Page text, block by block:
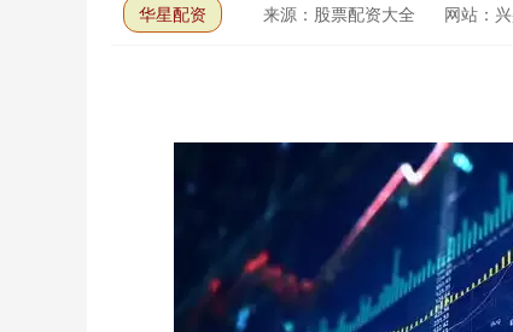
华星配资 来源：股票配资大全 网站：